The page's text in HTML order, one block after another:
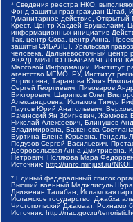
* Сведения реестра НКО,
Фонд защиты прав граждан Штаб,
Гуманитарное действие, Открытый
Крест, Центр Хасдей Ерушалаим,
информационных инициатив
Так, центр Сова, центр Анна,
защиты СИБАЛЬТ, Уральская
человека, Дальневосточный центр
АКАДЕМИЯ ПО ПРАВАМ ЧЕЛОВЕКА,
Массовой Информации, Институт
агентство МЕМО. РУ, Институт
Борисовна, Таранова Юлия
Сергей Георгиевич, Пивоваров
Викторович, Шарипков Олег
Александровна, Исламов Тимур
Паутов Юрий Анатольевич,
Рачинский Ян Збигневич,
Николай Алексеевич, Блинушов
Владимировна, Баженова
Буртина Елена Юрьевна, Гендель
Подузов Сергей Васильевич,
Добровольская Анна Дмитриевна,
Петрович, Полякова Мара
Источник: http://unro.minjust.ru/
* Единый федеральный список
Высший военный Маджлисуль Шура,
Движение Талибан, Исламская
Исламское государство, Джабха
Чистопольский Джамаат, Рохнамо
Источник: http://nac.gov.ru/